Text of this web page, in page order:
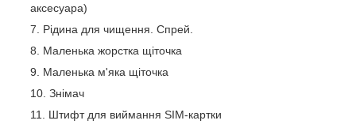
аксесуара)
Рідина для чищення. Спрей.
Маленька жорстка щіточка
Маленька м'яка щіточка
Знімач
Штифт для виймання SIM-картки